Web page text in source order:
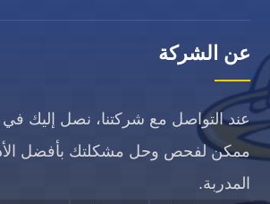
عن الشركة
عند التواصل مع شركتنا، نصل إليك
ممكن لفحص وحل مشكلتك بأفضل
المدربة.